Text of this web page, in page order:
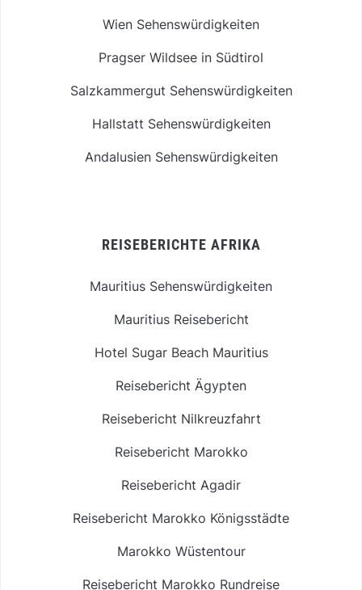
Wien Sehenswürdigkeiten
Pragser Wildsee in Südtirol
Salzkammergut Sehenswürdigkeiten
Hallstatt Sehenswürdigkeiten
Andalusien Sehenswürdigkeiten
REISEBERICHTE AFRIKA
Mauritius Sehenswürdigkeiten
Mauritius Reisebericht
Hotel Sugar Beach Mauritius
Reisebericht Ägypten
Reisebericht Nilkreuzfahrt
Reisebericht Marokko
Reisebericht Agadir
Reisebericht Marokko Königsstädte
Marokko Wüstentour
Reisebericht Marokko Rundreise